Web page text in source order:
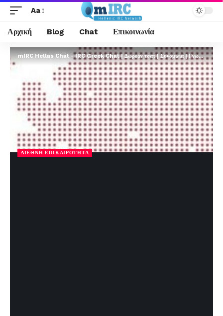
Aa
Αρχική Blog Chat Επικοινωνία
mIRC Hellas Chat - IRC Greek Chat | Δωρεάν τσατ | Συνομιλία | Γνωριμίες | FREE
ΔΙΕΘΝΉ ΕΠΙΚΑΙΡΌΤΗΤΑ